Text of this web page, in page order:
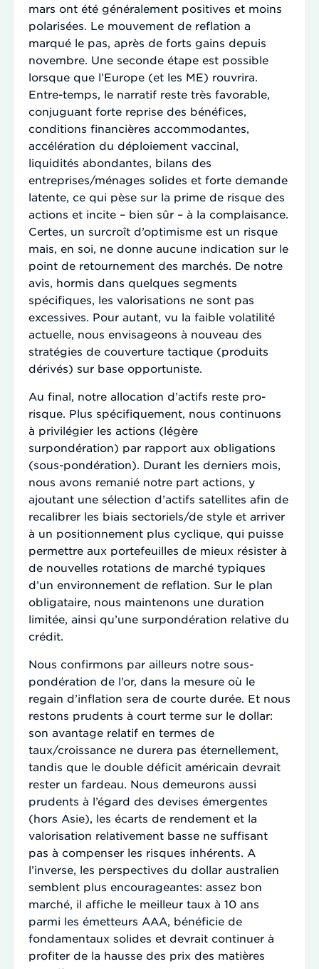
mars ont été généralement positives et moins
polarisées. Le mouvement de reflation a
marqué le pas, après de forts gains depuis
novembre. Une seconde étape est possible
lorsque que l’Europe (et les ME) rouvrira.
Entre-temps, le narratif reste très favorable,
conjuguant forte reprise des bénéfices,
conditions financières accommodantes,
accélération du déploiement vaccinal,
liquidités abondantes, bilans des
entreprises/ménages solides et forte demande
latente, ce qui pèse sur la prime de risque des
actions et incite – bien sûr – à la complaisance.
Certes, un surcroît d’optimisme est un risque
mais, en soi, ne donne aucune indication sur le
point de retournement des marchés. De notre
avis, hormis dans quelques segments
spécifiques, les valorisations ne sont pas
excessives. Pour autant, vu la faible volatilité
actuelle, nous envisageons à nouveau des
stratégies de couverture tactique (produits
dérivés) sur base opportuniste.
Au final, notre allocation d’actifs reste pro-
risque. Plus spécifiquement, nous continuons
à privilégier les actions (légère
surpondération) par rapport aux obligations
(sous-pondération). Durant les derniers mois,
nous avons remanié notre part actions, y
ajoutant une sélection d’actifs satellites afin de
recalibrer les biais sectoriels/de style et arriver
à un positionnement plus cyclique, qui puisse
permettre aux portefeuilles de mieux résister à
de nouvelles rotations de marché typiques
d’un environnement de reflation. Sur le plan
obligataire, nous maintenons une duration
limitée, ainsi qu’une surpondération relative du
crédit.
Nous confirmons par ailleurs notre sous-
pondération de l’or, dans la mesure où le
regain d’inflation sera de courte durée. Et nous
restons prudents à court terme sur le dollar:
son avantage relatif en termes de
taux/croissance ne durera pas éternellement,
tandis que le double déficit américain devrait
rester un fardeau. Nous demeurons aussi
prudents à l’égard des devises émergentes
(hors Asie), les écarts de rendement et la
valorisation relativement basse ne suffisant
pas à compenser les risques inhérents. A
l’inverse, les perspectives du dollar australien
semblent plus encourageantes: assez bon
marché, il affiche le meilleur taux à 10 ans
parmi les émetteurs AAA, bénéficie de
fondamentaux solides et devrait continuer à
profiter de la hausse des prix des matières